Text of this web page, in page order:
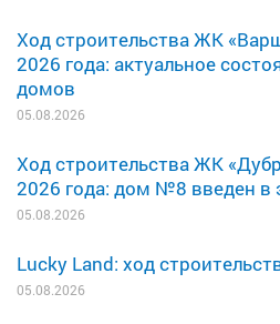
Ход строительства ЖК
2026 года: актуальное
домов
05.08.2026
Ход строительства ЖК
2026 года: дом №8 введен в
05.08.2026
Lucky Land: ход
05.08.2026